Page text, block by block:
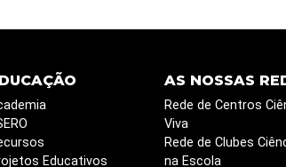
Educativos
AS NOSSAS
Rede de Centros
Viva
Rede de Clubes
na Escola